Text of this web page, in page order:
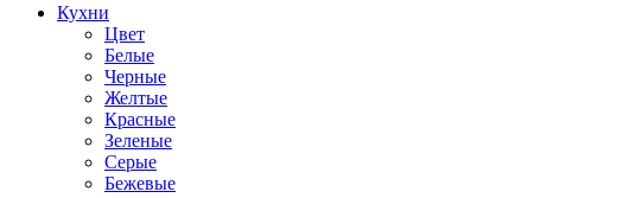
Кухни
Цвет
Белые
Черные
Желтые
Красные
Зеленые
Серые
Бежевые